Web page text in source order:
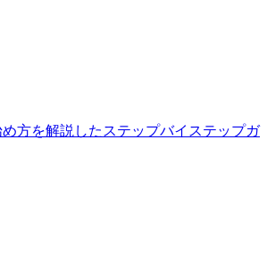
方を解説したステップバイステップガ